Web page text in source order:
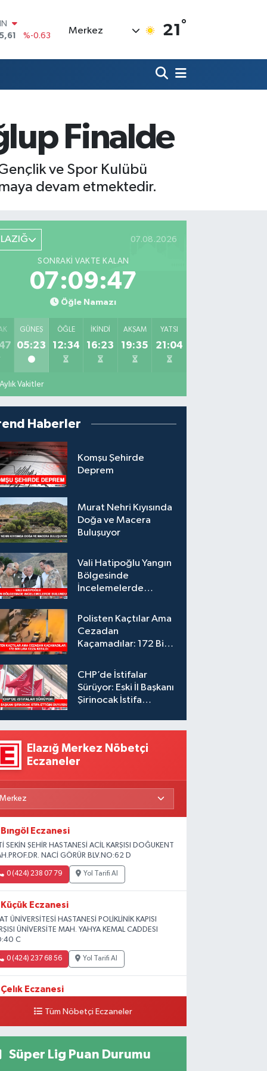
%70
Merkez 21 °
Finalde
ve Spor Kulübü
devam etmektedir.
07.08.2026
SONRAKI VAKTE KALAN
07:09:46
Öğle Namazı
GÜNEŞ
05:23
ÖĞLE
12:34
İKINDI
16:23
AKŞAM
19:35
YATSI
21:04
Aylık Vakitler
Haberler
Komşu Şehirde
Deprem
Murat Nehri Kıyısında
Doğa ve Macera
Buluşuyor
Vali Hatipoğlu Yangın
Bölgesinde
İncelemelerde
Polisten Kaçtılar Ama
Cezadan
Kaçamadılar: 172 Bin
CHP’de İstifalar
Sürüyor: Eski İl Başkanı
Şirinocak İstifa
Elazığ Merkez Nöbetçi
Eczaneler
Bıngöl Eczanesi
SEKİN ŞEHİR HASTANESİ ACİL KARŞISI DOĞUKENT
NACİ GÖRÜR BLV.NO:62 D
0 (424) 238 07 79 Yol Tarifi Al
Küçük Eczanesi
ÜNİVERSİTESİ HASTANESİ POLİKLİNİK KAPISI
ÜNİVERSİTE MAH. YAHYA KEMAL CADDESI
C
0 (424) 237 68 56 Yol Tarifi Al
Çelık Eczanesi
19730 SOK. NO:6 ATüm Nöbetçi Eczaneler
Süper Lig Puan Durumu